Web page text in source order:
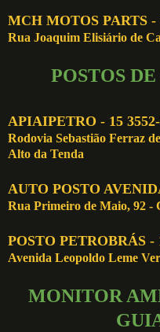
MCH MOTOS PARTS -
Rua Joaquim Elisiário de
POSTOS
APIAIPETRO - 15
Rodovia Sebastião Ferraz
Alto da Tenda
AUTO POSTO
Rua Primeiro de Maio, 92 -
POSTO PETROBRÁS -
Avenida Leopoldo Leme
MONITOR